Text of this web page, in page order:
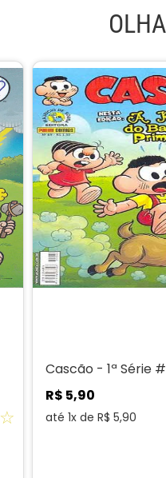
☆
Cascão - 1ª Série
R$ 5,90
até 1x de R$ 5,90